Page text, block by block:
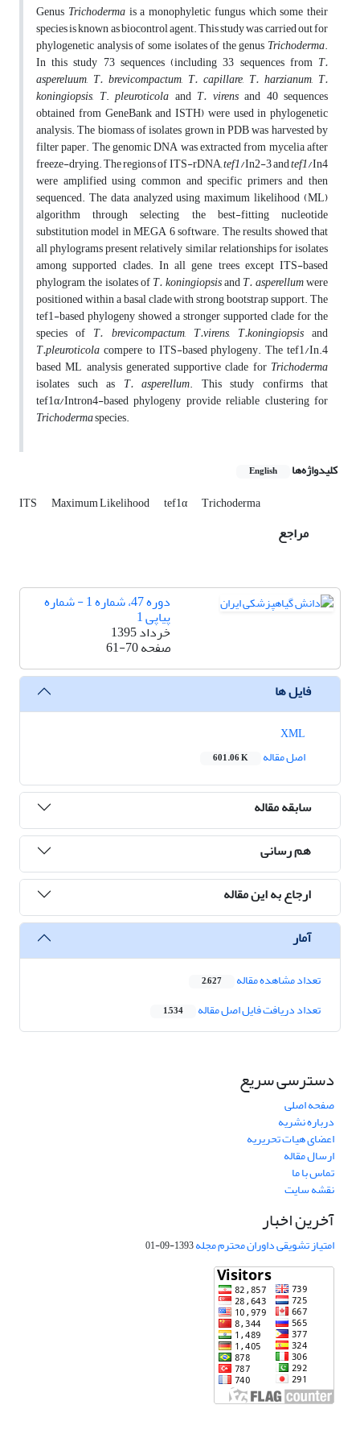
Genus Trichodermais a monophyletic fungus which some their
species is known as biocontrol agent. This study was carried out for
phylogenetic analysis of some isolates of the genusTrichoderma.
In this study 73 sequences (including 33 sequences from T.
aspereluum, T. brevicompactum, T. capillare, T. harzianum, T.
koningiopsis, T.pleuroticola and T. virensand 40 sequences
obtained from GeneBank and ISTH) were used in phylogenetic
analysis. The biomass of isolates grown in PDB was harvested by
filter paper. The genomic DNA was extracted from mycelia after
freeze-drying. The regions of ITS-rDNA, tef1/In2-3 andtef1/In4
were amplified using common and specific primers and then
sequenced. The data analyzed using maximum likelihood (ML)
algorithm through selecting the best-fitting nucleotide
substitution model in MEGA 6 software. The results showed that
all phylograms present relatively similar relationships for isolates
among supported clades. In all gene trees except ITS-based
phylogram, the isolates ofT. koningiopsisandT. asperellumwere
positioned within a basal clade with strong bootstrap support. The
tef1-based phylogeny showed a stronger supported clade for the
species of T. brevicompactum, T.virens, T.koningiopsisand
T.pleuroticolacompere to ITS-based phylogeny. The tef1/In.4
based ML analysis generated supportive clade for Trichoderma
isolates such as T. asperellum. This study confirms that
tef1α/Intron4-based phylogeny provide reliable clustering for
Trichodermaspecies.
کلیدواژه‌ها English
ITS Maximum Likelihood tef1α Trichoderma
مراجع
دوره 47، شماره 1 - شماره
پیاپی 1
خرداد 1395
صفحه61-70
فایل ها
اصل مقاله
601.06 K
سابقه مقاله
هم رسانی
ارجاع به این مقاله
آمار
تعداد مشاهده مقاله 2,627
تعداد دریافت فایل اصل مقاله 1,534
دسترسی سریع
صفحه اصلی
درباره نشریه
اعضای هیات تحریریه
ارسال مقاله
تماس با ما
نقشه سایت
آخرین اخبار
امتیاز تشویقی داوران محترم مجله1393-09-01